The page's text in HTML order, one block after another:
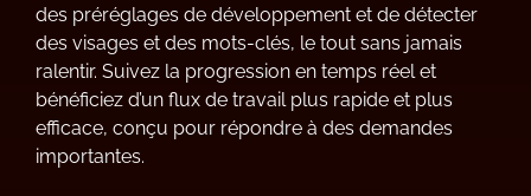
des préréglages de développement et de détecter
des visages et des mots-clés, le tout sans jamais
ralentir. Suivez la progression en temps réel et
bénéficiez d’un flux de travail plus rapide et plus
efficace, conçu pour répondre à des demandes
importantes.